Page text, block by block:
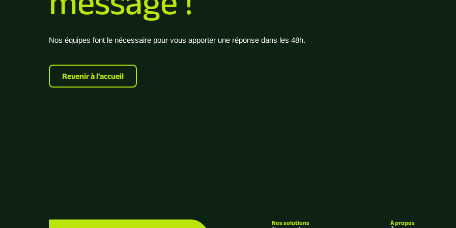
Nos équipes font le nécessaire pour vous apporter une réponse dans les 48h.
Revenir à l'accueil
Nos solutions À propos